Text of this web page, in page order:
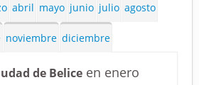
abril mayo junio julio agosto
noviembre diciembre
de Beliceen enero